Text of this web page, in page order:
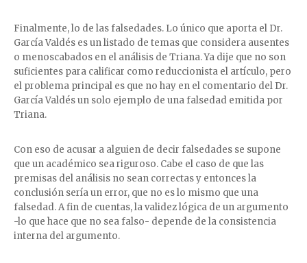
Finalmente, lo de las falsedades. Lo único que aporta el Dr.
García Valdés es un listado de temas que considera ausentes
o menoscabados en el análisis de Triana. Ya dije que no son
suficientes para calificar como reduccionista el artículo, pero
el problema principal es que no hay en el comentario del Dr.
García Valdés un solo ejemplo de una falsedad emitida por
Triana.
Con eso de acusar a alguien de decir falsedades se supone
que un académico sea riguroso. Cabe el caso de que las
premisas del análisis no sean correctas y entonces la
conclusión sería un error, que no es lo mismo que una
falsedad. A fin de cuentas, la validez lógica de un argumento
-lo que hace que no sea falso- depende de la consistencia
interna del argumento.